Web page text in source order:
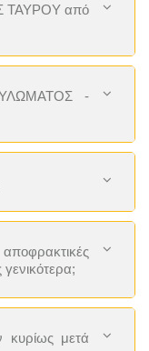
ΤΑΥΡΟΥ από
-
κυρίως μετά